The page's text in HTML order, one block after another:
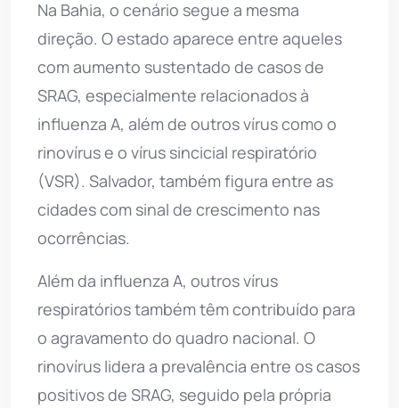
Na Bahia, o cenário segue a mesma
direção. O estado aparece entre aqueles
com aumento sustentado de casos de
SRAG, especialmente relacionados à
influenza A, além de outros vírus como o
rinovírus e o vírus sincicial respiratório
(VSR). Salvador, também figura entre as
cidades com sinal de crescimento nas
ocorrências.
Além da influenza A, outros vírus
respiratórios também têm contribuído para
o agravamento do quadro nacional. O
rinovírus lidera a prevalência entre os casos
positivos de SRAG, seguido pela própria